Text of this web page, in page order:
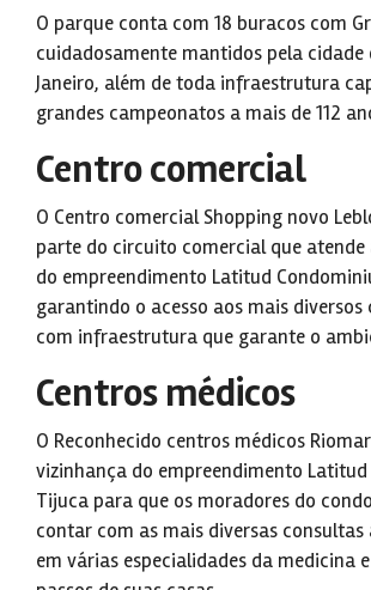
O parque conta com 18 buracos com
cuidadosamente mantidos pela cidade
Janeiro, além de toda infraestrutura
grandes campeonatos a mais de 112
Centro comercial
O Centro comercial Shopping novo
parte do circuito comercial que atende
do empreendimento Latitud
garantindo o acesso aos mais diversos
com infraestrutura que garante o
Centros médicos
O Reconhecido centros médicos
vizinhança do empreendimento
Tijuca para que os moradores do
contar com as mais diversas
em várias especialidades da medicina